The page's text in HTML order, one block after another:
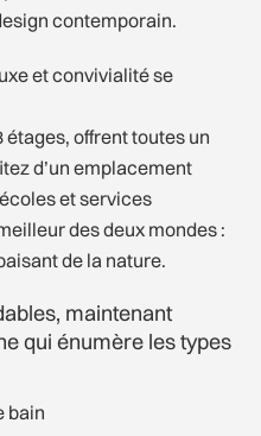
contemporain.
et convivialité se
offrent toutes un
d’un emplacement
et services
des deux mondes :
de la nature.
maintenant
qui énumère les types
bain